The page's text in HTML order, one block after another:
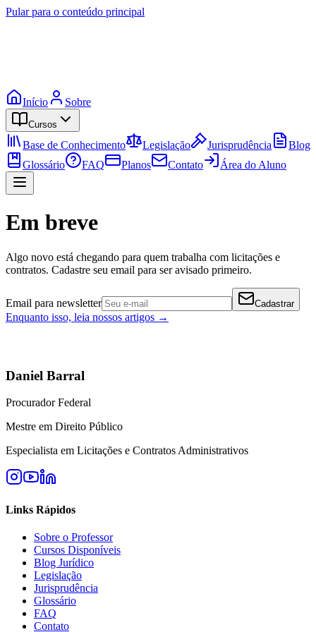
Pular para o conteúdo principal
Início Sobre
Cursos
Base de Conhecimento Legislação Jurisprudência
Blog
Glossário
FAQ Planos Contato Área do Aluno
Em breve
Algo novo está chegando para quem trabalha com licitações e
contratos. Cadastre seu email para ser avisado primeiro.
Email para newsletter Cadastrar
Enquanto isso, leia nossos artigos →
Daniel Barral
Procurador Federal
Mestre em Direito Público
Especialista em Licitações e Contratos Administrativos
Links Rápidos
Sobre o Professor
Cursos Disponíveis
Blog Jurídico
Legislação
Jurisprudência
Glossário
FAQ
Contato